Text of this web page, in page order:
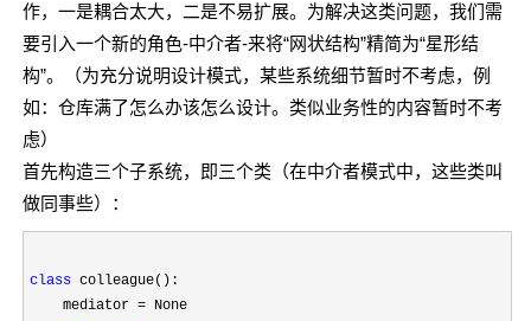
作，一是耦合太大，二是不易扩展。为解决这类问题，我们需
要引入一个新的角色-中介者-来将“网状结构”精简为“星形结
构”。（为充分说明设计模式，某些系统细节暂时不考虑，例
如：仓库满了怎么办该怎么设计。类似业务性的内容暂时不考
虑）
首先构造三个子系统，即三个类（在中介者模式中，这些类叫
做同事些）：
class colleague():
    mediator
= None